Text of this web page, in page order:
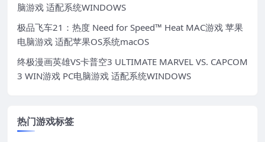
脑游戏 适配系统WINDOWS
极品飞车21：热度 Need for Speed™ Heat MAC游戏 苹果
电脑游戏 适配苹果OS系统macOS
终极漫画英雄VS卡普空3 ULTIMATE MARVEL VS. CAPCOM
3 WIN游戏 PC电脑游戏 适配系统WINDOWS
热门游戏标签